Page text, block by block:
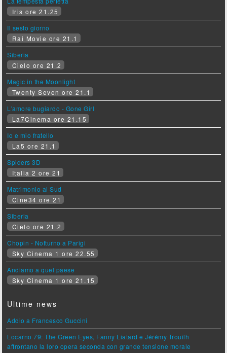
Iris ore 21.25
Il sesto giorno
Rai Movie ore 21.1
Siberia
Cielo ore 21.2
Magic in the Moonlight
Twenty Seven ore 21.1
L'amore bugiardo - Gone Girl
La7Cinema ore 21.15
Io e mio fratello
La5 ore 21.1
Spiders 3D
Italia 2 ore 21
Matrimonio al Sud
Cine34 ore 21
Siberia
Cielo ore 21.2
Chopin - Notturno a Parigi
Sky Cinema 1 ore 22.55
Andiamo a quel paese
Sky Cinema 1 ore 21.15
Ultime news
Addio a Francesco Guccini
Locarno 79: The Green Eyes, Fanny Liatard e Jérémy Trouilh
affrontano la loro opera seconda con grande tensione morale